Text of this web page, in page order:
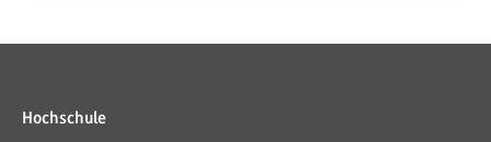
Hochschule